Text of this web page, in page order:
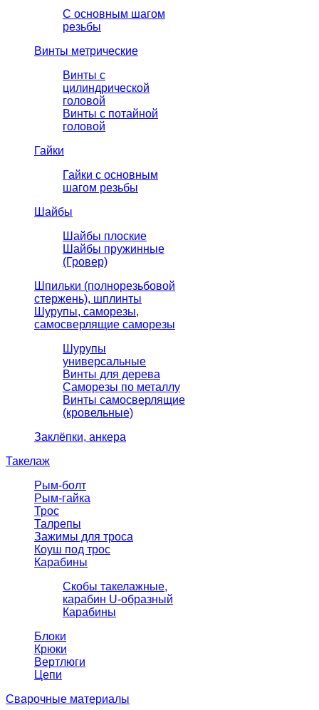
С основным шагом
резьбы
Винты метрические
Винты с
цилиндрической
головой
Винты с потайной
головой
Гайки
Гайки с основным
шагом резьбы
Шайбы
Шайбы плоские
Шайбы пружинные
(Гровер)
Шпильки (полнорезьбовой
стержень), шплинты
Шурупы, саморезы,
самосверлящие саморезы
Шурупы
универсальные
Винты для дерева
Саморезы по металлу
Винты самосверлящие
(кровельные)
Заклёпки, анкера
Такелаж
Рым-болт
Рым-гайка
Трос
Талрепы
Зажимы для троса
Коуш под трос
Карабины
Скобы такелажные,
карабин U-образный
Карабины
Блоки
Крюки
Вертлюги
Цепи
Сварочные материалы